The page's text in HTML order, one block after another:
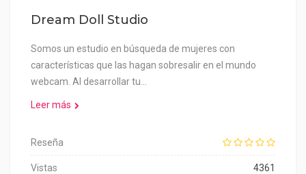
Dream Doll Studio
Somos un estudio en búsqueda de mujeres con
características que las hagan sobresalir en el mundo
webcam. Al desarrollar tu…
Leer más
Reseña
Vistas 4361